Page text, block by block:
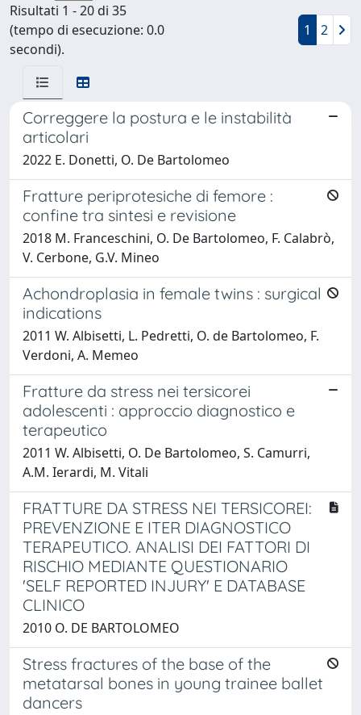
Risultati 1 - 20 di 35
(tempo di esecuzione: 0.0
secondi).
1 2
Correggere la postura e le instabilità
articolari
2022 E. Donetti, O. De Bartolomeo
Fratture periprotesiche di femore :
confine tra sintesi e revisione
2018 M. Franceschini, O. De Bartolomeo, F. Calabrò,
V. Cerbone, G.V. Mineo
Achondroplasia in female twins : surgical
indications
2011 W. Albisetti, L. Pedretti, O. de Bartolomeo, F.
Verdoni, A. Memeo
Fratture da stress nei tersicorei
adolescenti : approccio diagnostico e
terapeutico
2011 W. Albisetti, O. De Bartolomeo, S. Camurri,
A.M. Ierardi, M. Vitali
FRATTURE DA STRESS NEI TERSICOREI:
PREVENZIONE E ITER DIAGNOSTICO
TERAPEUTICO. ANALISI DEI FATTORI DI
RISCHIO MEDIANTE QUESTIONARIO
'SELF REPORTED INJURY' E DATABASE
CLINICO
2010 O. DE BARTOLOMEO
Stress fractures of the base of the
metatarsal bones in young trainee ballet
dancers